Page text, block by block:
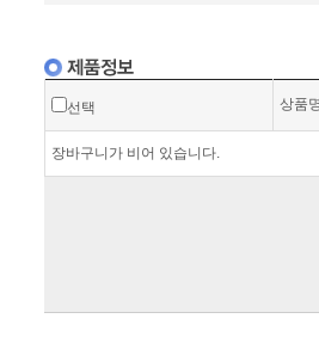
선택 상품
장바구니가 비어 있습니다.